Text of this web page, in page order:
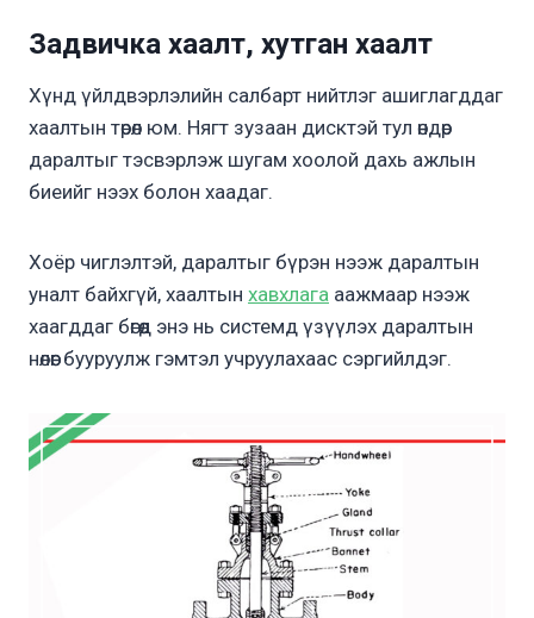
Задвичка хаалт, хутган хаалт
Хүнд үйлдвэрлэлийн салбарт нийтлэг ашиглагддаг
хаалтын төрөл юм. Нягт зузаан дисктэй тул өндөр
даралтыг тэсвэрлэж шугам хоолой дахь ажлын
биеийг нээх болон хаадаг.
Хоёр чиглэлтэй, даралтыг бүрэн нээж даралтын
уналт байхгүй, хаалтын хавхлага аажмаар нээж
хаагддаг бөгөөд энэ нь системд үзүүлэх даралтын
нөлөөг бууруулж гэмтэл учруулахаас сэргийлдэг.